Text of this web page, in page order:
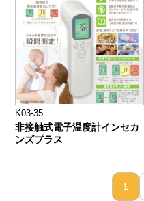
K03-35
非接触式電子温度計インセカ
ンズプラス
1